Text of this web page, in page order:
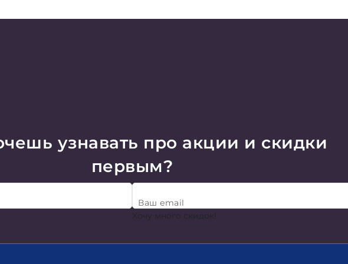
узнавать про акции и скидки
первым?
Ваш email
Хочу много скидок!